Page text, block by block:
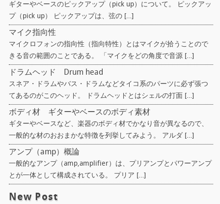
ギターやベースのピックアップ（pick up）について。 ピックアッ
プ（pick up） ピックアップは、弦の […]
マイク指向性
マイクロフォンの指向性（指向特性）とはマイクが拾うことので
きる音の範囲のことである。 「マイクをどの角度で音源 […]
ドラムヘッド Drum head
スネア・ドラムやバス・ドラムなどタイコ系のパーツに必ず張つ
てあるのがこのヘッド。 ドラムヘッドとはシェルの打面 […]
ボディ材 ギターやベースのボディ素材
ギターやベースなど、楽器のボディ材でかなり音が異なるので、
一般的な材のおおまかな特徴を列挙してみよう。 アルダ […]
アンプ（amp）概論
一般的なアンプ（amp,amplifier）は、プリアンプとパワーアンプ
とが一体として構成されている。 プリア […]
New Post